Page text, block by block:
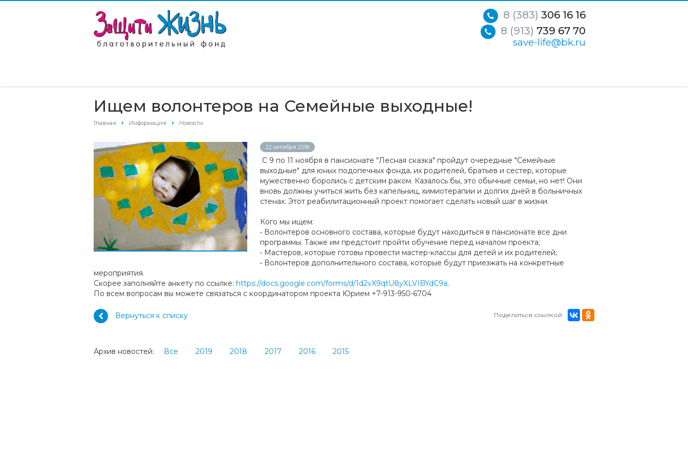
8 (383) 306 16 16
8 (913) 739 67 70
save-life@bk.ru
Ищем волонтеров на Семейные выходные!
Главная Информация Новости
22 октября 2018
С 9 по 11 ноября в пансионате "Лесная сказка" пройдут очередные "Семейные
выходные" для юных подопечных фонда, их родителей, братьев и сестер, которые
мужественно боролись с детским раком. Казалось бы, это обычные семьи, но нет! Они
вновь должны учиться жить без капельниц, химиотерапии и долгих дней в больничных
стенах. Этот реабилитационный проект помогает сделать новый шаг в жизни.
Кого мы ищем:
• Волонтеров основного состава, которые будут находиться в пансионате все дни
программы. Также им предстоит пройти обучение перед началом проекта;
• Мастеров, которые готовы провести мастер-классы для детей и их родителей;
• Волонтеров дополнительного состава, которые будут приезжать на конкретные
мероприятия.
Скорее заполняйте анкету по ссылке: https://docs.google.com/forms/d/1d2vX9qtU8yXLVIBYdC9a.
По всем вопросам вы можете связаться с координатором проекта Юрием +7-913-950-6704
Поделиться ссылкой:
Вернуться к списку
Архив новостей: Все 2019 2018 2017 2016 2015